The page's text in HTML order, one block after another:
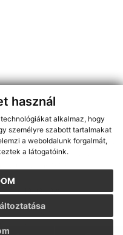
használ
alkalmaz, hogy
személyre szabott tartalmakat
a weboldalunk forgalmát,
a látogatóink.
RSS csatornánkon keresztűl,
térkép,Internetes portál
,doménnév regisztráció
10.08.2026
nyilatkozat